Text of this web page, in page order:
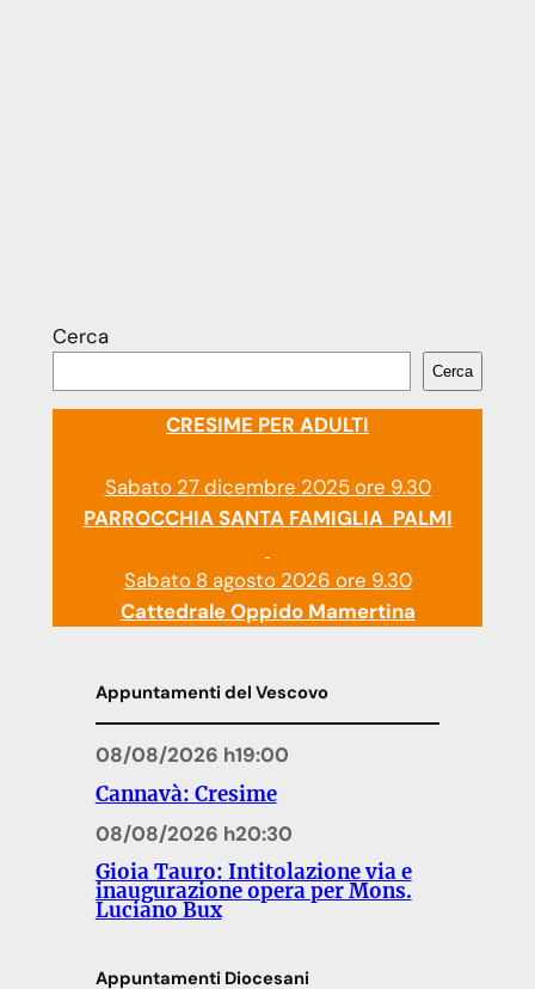
Cerca
Cerca
CRESIME PER ADULTI
Sabato 27 dicembre 2025 ore 9.30
PARROCCHIA SANTA FAMIGLIA PALMI
Sabato 8 agosto 2026 ore 9.30
Cattedrale Oppido Mamertina
Appuntamenti del Vescovo
08/08/2026 h19:00
Cannavà: Cresime
08/08/2026 h20:30
Gioia Tauro: Intitolazione via e
inaugurazione opera per Mons.
Luciano Bux
Appuntamenti Diocesani